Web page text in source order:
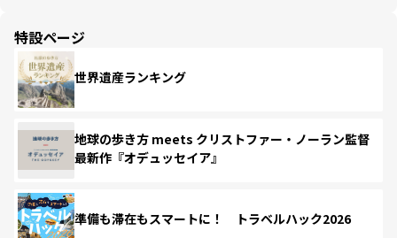
特設ページ
世界遺産ランキング
地球の歩き方 meets クリストファー・ノーラン監督
最新作『オデュッセイア』
準備も滞在もスマートに！ トラベルハック2026